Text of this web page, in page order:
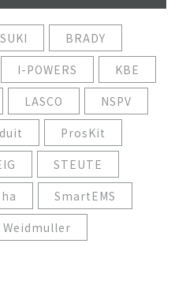
BRADY
I-POWERS
KBE
LASCO
NSPV
ProsKit
STEUTE
SmartEMS
Weidmuller